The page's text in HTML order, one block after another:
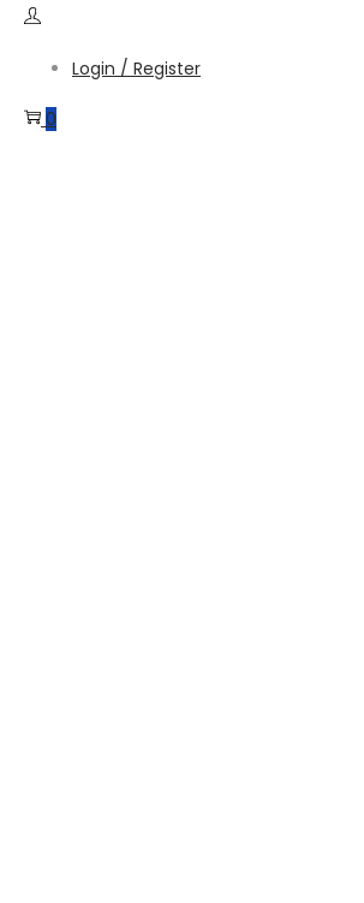
Login / Register
0